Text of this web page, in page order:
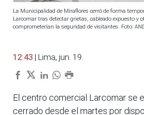
La Municipalidad de Miraflores cerró de forma
Larcomar tras detectar grietas, cableado expuesto y
comprometerían la seguridad de visitantes. Foto:
12:43 | Lima, jun. 19.
El centro comercial Larcomar se
cerrado desde el martes por